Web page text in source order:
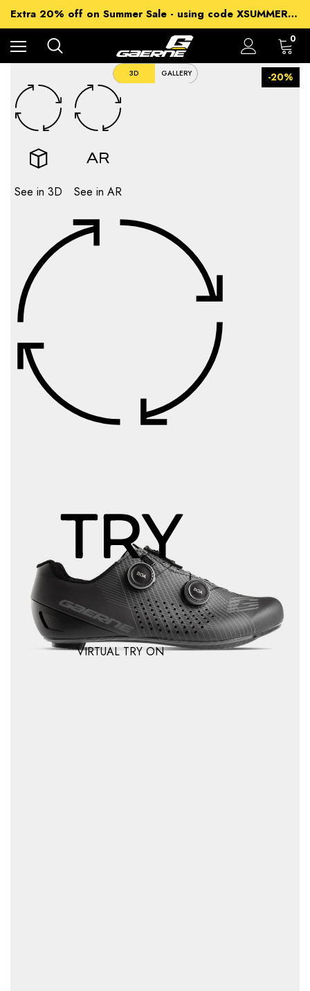
Extra 20% off on Summer Sale - using code XSUMMER2026
Free Shipping on all orders over 99€
15% off Sitewide - using code XSUMMER2026
0
-20%
3D GALLERY
See in 3D See in AR
VIRTUAL TRY ON